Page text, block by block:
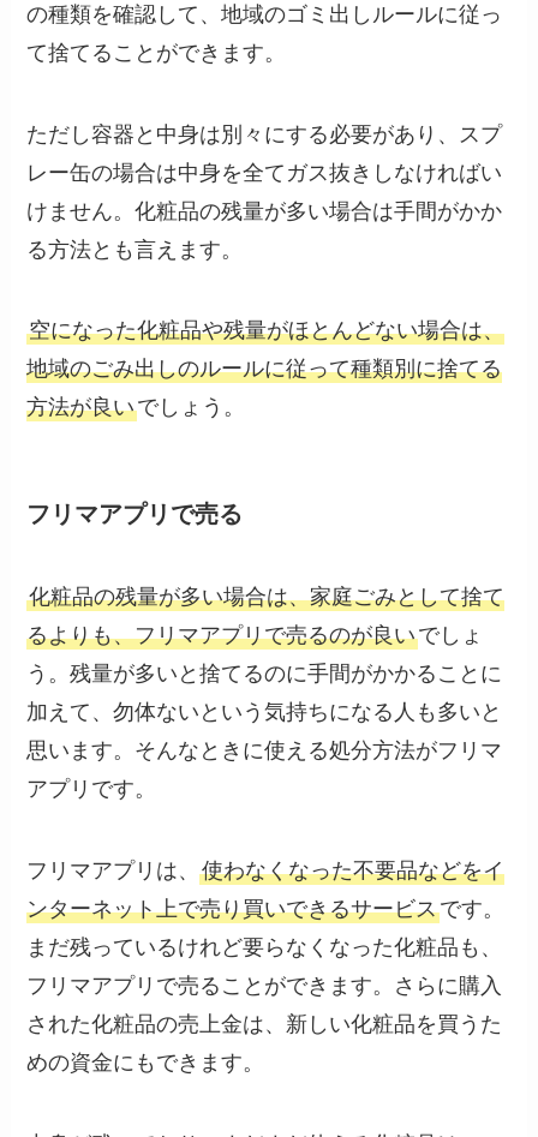
の種類を確認して、地域のゴミ出しルールに従っ
て捨てることができます。
ただし容器と中身は別々にする必要があり、スプ
レー缶の場合は中身を全てガス抜きしなければい
けません。化粧品の残量が多い場合は手間がかか
る方法とも言えます。
空になった化粧品や残量がほとんどない場合は、
地域のごみ出しのルールに従って種類別に捨てる
方法が良いでしょう。
フリマアプリで売る
化粧品の残量が多い場合は、家庭ごみとして捨て
るよりも、フリマアプリで売るのが良いでしょ
う。残量が多いと捨てるのに手間がかかることに
加えて、勿体ないという気持ちになる人も多いと
思います。そんなときに使える処分方法がフリマ
アプリです。
フリマアプリは、使わなくなった不要品などをイ
ンターネット上で売り買いできるサービスです。
まだ残っているけれど要らなくなった化粧品も、
フリマアプリで売ることができます。さらに購入
された化粧品の売上金は、新しい化粧品を買うた
めの資金にもできます。